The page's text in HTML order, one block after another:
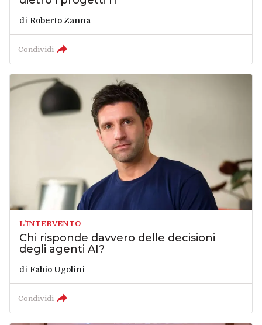
di Roberto Zanna
Condividi
L'INTERVENTO
Chi risponde davvero delle decisioni
degli agenti AI?
di Fabio Ugolini
Condividi